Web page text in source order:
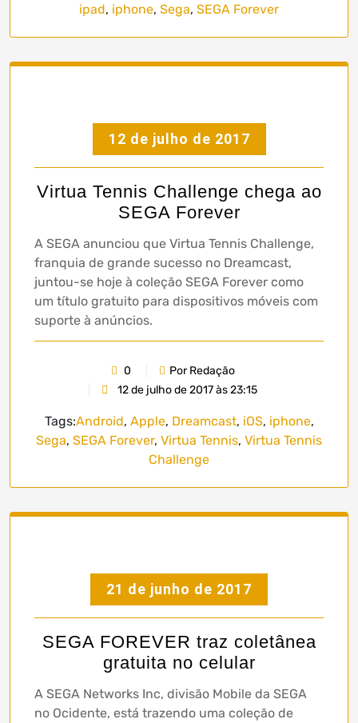
ipad, iphone, Sega, SEGA Forever
12 de julho de 2017
Virtua Tennis Challenge chega ao
SEGA Forever
A SEGA anunciou que Virtua Tennis Challenge,
franquia de grande sucesso no Dreamcast,
juntou-se hoje à coleção SEGA Forever como
um título gratuito para dispositivos móveis com
suporte à anúncios.
0
Por Redação
12 de julho de 2017 às 23:15
Tags:Android, Apple, Dreamcast, iOS, iphone,
Sega, SEGA Forever, Virtua Tennis, Virtua Tennis
Challenge
21 de junho de 2017
SEGA FOREVER traz coletânea
gratuita no celular
A SEGA Networks Inc, divisão Mobile da SEGA
no Ocidente, está trazendo uma coleção de